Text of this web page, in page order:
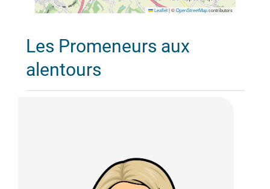
Leaflet|©OpenStreetMapcontributors
Les Promeneurs aux
alentours